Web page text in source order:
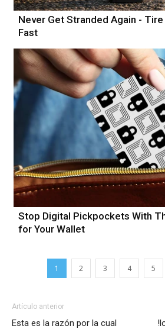
Never Get Stranded Again -
Fast
Stop Digital Pickpockets With
for Your Wallet
1 2 3 4 5
Artículo anterior
Esta es la razón por la cual